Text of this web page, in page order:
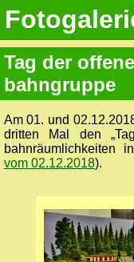
Tag der
bahn­gruppe
Am 01. und
dritten Mal den
bahnräumlichkeiten
vom 02.12.2018).